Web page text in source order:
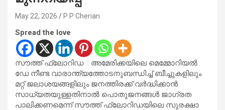
May 22, 2026 P P Cherian
Spread the love
സൗത്ത് ഫ്ലോറിഡ : അമേരിക്കയിലെ മെമ്മോറിയൽ
ഡേ നീണ്ട വാരാന്ത്യത്തോടനുബന്ധിച്ച് ബീച്ചുകളിലും
മറ്റ് ജലാശയങ്ങളിലും ജനത്തിരക്ക് വർദ്ധിക്കാൻ
സാധ്യതയുള്ളതിനാൽ പൊതുജനങ്ങൾ ജാഗ്രത
പാലിക്കണമെന്ന് സൗത്ത് ഫ്ലോറിഡയിലെ സുരക്ഷാ